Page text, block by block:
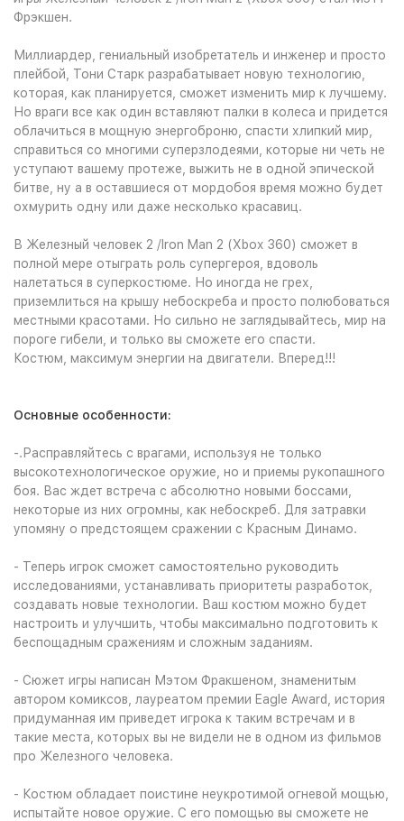
Фрэкшен.
Миллиардер, гениальный изобретатель и инженер и просто
плейбой, Тони Старк разрабатывает новую технологию,
которая, как планируется, сможет изменить мир к лучшему.
Но враги все как один вставляют палки в колеса и придется
облачиться в мощную энергоброню, спасти хлипкий мир,
справиться со многими суперзлодеями, которые ни четь не
уступают вашему протеже, выжить не в одной эпической
битве, ну а в оставшиеся от мордобоя время можно будет
охмурить одну или даже несколько красавиц.
В Железный человек 2 /Iron Man 2 (Xbox 360) сможет в
полной мере отыграть роль супергероя, вдоволь
налетаться в суперкостюме. Но иногда не грех,
приземлиться на крышу небоскреба и просто полюбоваться
местными красотами. Но сильно не заглядывайтесь, мир на
пороге гибели, и только вы сможете его спасти.
Костюм, максимум энергии на двигатели. Вперед!!!
Основные особенности:
-.Расправляйтесь с врагами, используя не только
высокотехнологическое оружие, но и приемы рукопашного
боя. Вас ждет встреча с абсолютно новыми боссами,
некоторые из них огромны, как небоскреб. Для затравки
упомяну о предстоящем сражении с Красным Динамо.
- Теперь игрок сможет самостоятельно руководить
исследованиями, устанавливать приоритеты разработок,
создавать новые технологии. Ваш костюм можно будет
настроить и улучшить, чтобы максимально подготовить к
беспощадным сражениям и сложным заданиям.
- Сюжет игры написан Мэтом Фракшеном, знаменитым
автором комиксов, лауреатом премии Eagle Award, история
придуманная им приведет игрока к таким встречам и в
такие места, которых вы не видели не в одном из фильмов
про Железного человека.
- Костюм обладает поистине неукротимой огневой мощью,
испытайте новое оружие. С его помощью вы сможете не